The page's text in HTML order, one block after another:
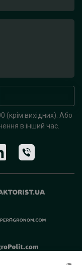
(крім вихідних). Або
в інший час.